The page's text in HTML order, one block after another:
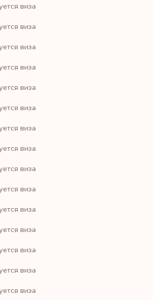
виза
виза
виза
виза
виза
виза
виза
виза
виза
виза
виза
виза
виза
виза
виза